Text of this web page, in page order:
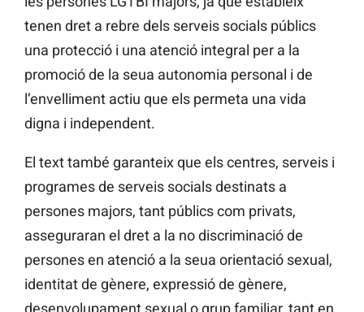
tenen dret a rebre dels serveis socials públics
una protecció i una atenció integral per a la
promoció de la seua autonomia personal i de
l’envelliment actiu que els permeta una vida
digna i independent.
El text també garanteix que els centres, serveis i
programes de serveis socials destinats a
persones majors, tant públics com privats,
asseguraran el dret a la no discriminació de
persones en atenció a la seua orientació sexual,
identitat de gènere, expressió de gènere,
desenvolupament sexual o grup familiar, tant en